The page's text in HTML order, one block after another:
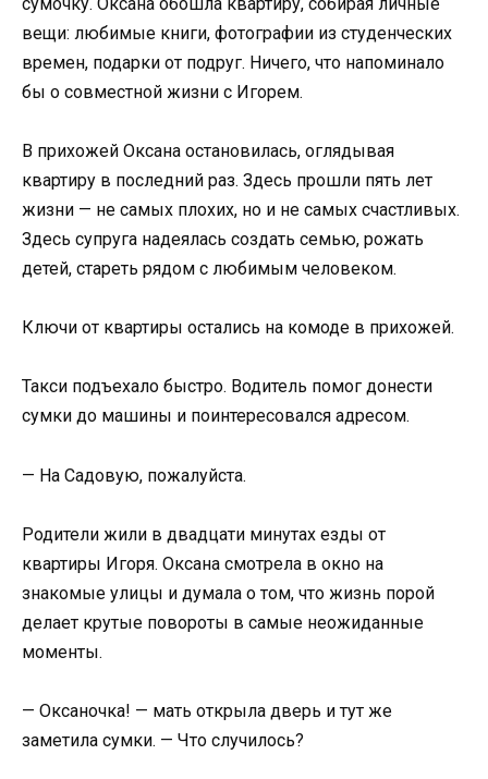
вещи: любимые книги, фотографии из студенческих
времен, подарки от подруг. Ничего, что напоминало
бы о совместной жизни с Игорем.
В прихожей Оксана остановилась, оглядывая
квартиру в последний раз. Здесь прошли пять лет
жизни — не самых плохих, но и не самых счастливых.
Здесь супруга надеялась создать семью, рожать
детей, стареть рядом с любимым человеком.
Ключи от квартиры остались на комоде в прихожей.
Такси подъехало быстро. Водитель помог донести
сумки до машины и поинтересовался адресом.
— На Садовую, пожалуйста.
Родители жили в двадцати минутах езды от
квартиры Игоря. Оксана смотрела в окно на
знакомые улицы и думала о том, что жизнь порой
делает крутые повороты в самые неожиданные
моменты.
— Оксаночка! — мать открыла дверь и тут же
заметила сумки. — Что случилось?